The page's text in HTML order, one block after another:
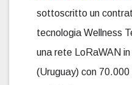
sottoscritto un
tecnologia Wellness
una rete LoRaWAN
(Uruguay) con